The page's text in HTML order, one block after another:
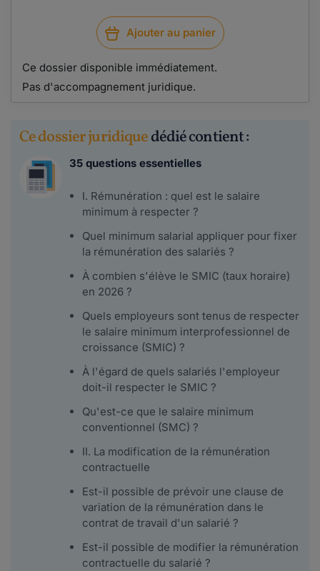
Ajouter au panier
Ce dossier disponible immédiatement.
Pas d'accompagnement juridique.
Ce dossier juridiquedédié contient :
35 questions essentielles
I. Rémunération : quel est le salaire
minimum à respecter ?
Quel minimum salarial appliquer pour fixer
la rémunération des salariés ?
À combien s'élève le SMIC (taux horaire)
en 2026 ?
Quels employeurs sont tenus de respecter
le salaire minimum interprofessionnel de
croissance (SMIC) ?
À l'égard de quels salariés l'employeur
doit-il respecter le SMIC ?
Qu'est-ce que le salaire minimum
conventionnel (SMC) ?
II. La modification de la rémunération
contractuelle
Est-il possible de prévoir une clause de
variation de la rémunération dans le
contrat de travail d'un salarié ?
Est-il possible de modifier la rémunération
contractuelle du salarié ?